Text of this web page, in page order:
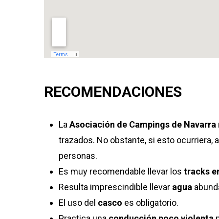
RECOMENDACIONES
LaAsociación de Campings de Navarra
trazados. No obstante, si esto ocurriera,
personas.
Es muy recomendable llevar los tracks
Resulta imprescindible llevar agua
El uso del casco es obligatorio.